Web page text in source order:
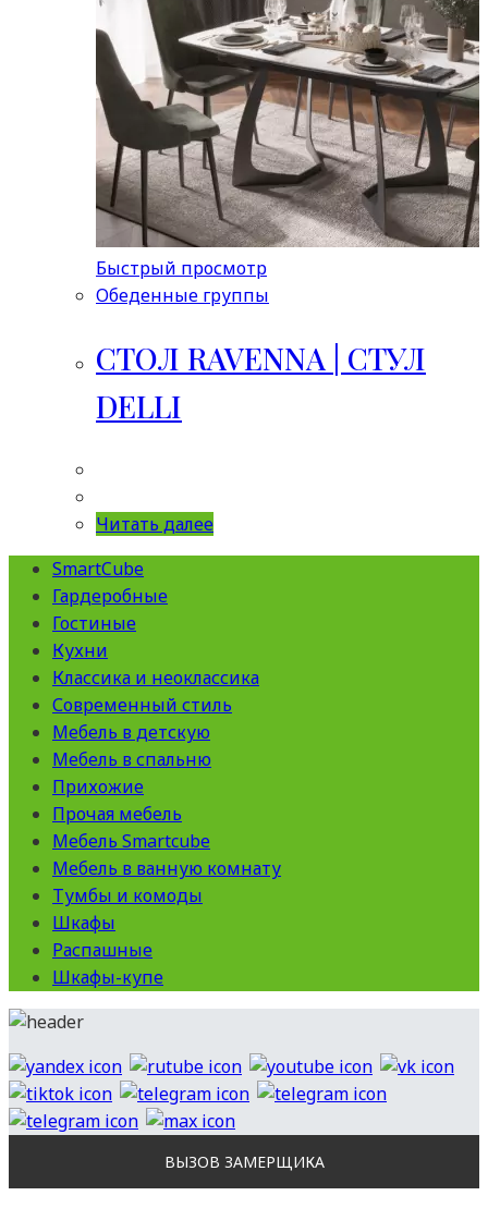
Быстрый просмотр
Обеденные группы
СТОЛ RAVENNA | СТУЛ
DELLI
Читать далее
SmartCube
Гардеробные
Гостиные
Кухни
Классика и неоклассика
Современный стиль
Мебель в детскую
Мебель в спальню
Прихожие
Прочая мебель
Мебель Smartcube
Мебель в ванную комнату
Тумбы и комоды
Шкафы
Распашные
Шкафы-купе
ВЫЗОВ ЗАМЕРЩИКА